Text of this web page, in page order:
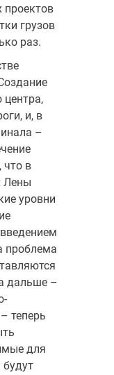
проектов
грузов
раз.
центра,
и, в
–
что в
Лены
уровни
проблема
дальше –
теперь
для
будут